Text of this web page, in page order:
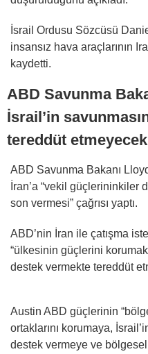
İsrail Ordusu Sözcüsü
insansız hava araçlarının
kaydetti.
ABD Savunma
İsrail’in
tereddüt etmeyecek
ABD Savunma Bakanı
İran’a “vekil güçlerininkiler
son vermesi” çağrısı yaptı.
ABD’nin İran ile çatışma
“ülkesinin güçlerini
destek vermekte tereddüt
Austin ABD güçlerinin
ortaklarını korumaya,
destek vermeye ve bölgesel